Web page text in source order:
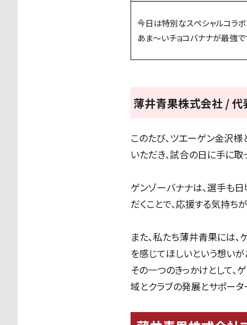
今日は特別なスペシャルコラボ
あま～いチョコバナナが最強で
薄井青果株式会社 / 代
このたび、ツエーゲン金沢
いただき、試合の日に手に
ゲンゾーバナナは、選手も
だくことで、応援する気持ち
また、私たち薄井青果には、
を感じてほしいという想いが
その一つのきっかけとして
域とクラブの発展とサポー